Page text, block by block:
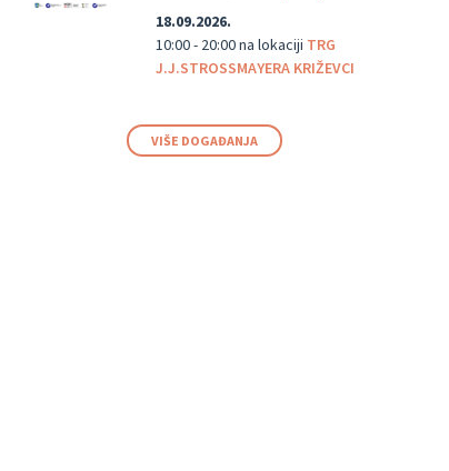
18.09.2026.
10:00 - 20:00na lokaciji TRG
J.J.STROSSMAYERA KRIŽEVCI
VIŠE DOGAĐANJA